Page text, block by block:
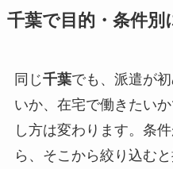
千葉で目的・条件別
同じ千葉でも、派遣が
いか、在宅で働きたい
し方は変わります。条
ら、そこから絞り込む